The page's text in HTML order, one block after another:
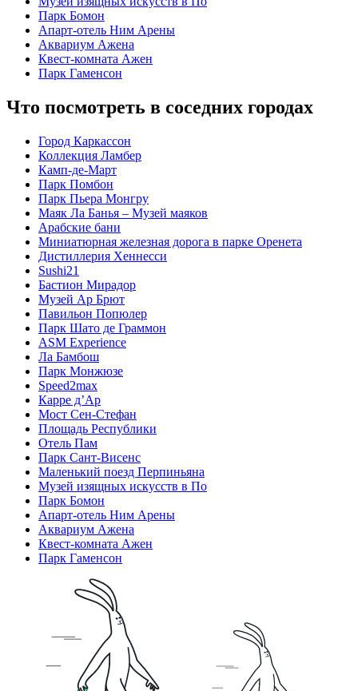
Парк Бомон
Апарт-отель Ним Арены
Аквариум Ажена
Квест-комната Ажен
Парк Гаменсон
Что посмотреть в соседних городах
Город Каркассон
Коллекция Ламбер
Камп-де-Март
Парк Помбон
Парк Пьера Монгру
Маяк Ла Банья – Музей маяков
Арабские бани
Миниатюрная железная дорога в парке Оренета
Дистиллерия Хеннесси
Sushi21
Бастион Мирадор
Музей Ар Брют
Павильон Попюлер
Парк Шато де Граммон
ASM Experience
Ла Бамбош
Парк Монжюзе
Speed2max
Карре д’Ар
Мост Сен-Стефан
Площадь Республики
Отель Пам
Парк Сант-Висенс
Маленький поезд Перпиньяна
Музей изящных искусств в По
Парк Бомон
Апарт-отель Ним Арены
Аквариум Ажена
Квест-комната Ажен
Парк Гаменсон